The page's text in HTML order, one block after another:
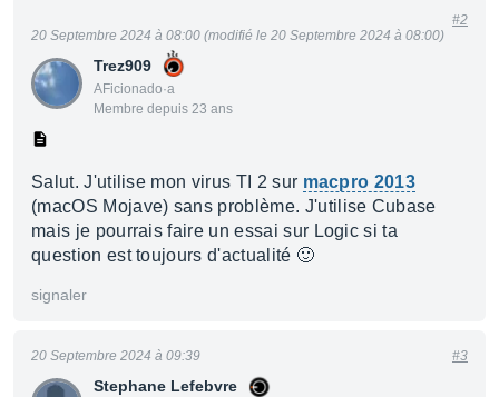
Trez909
AFicionado·a
Membre depuis 23 ans
20 Septembre 2024 à 08:00 (modifié le 20 Septembre 2024 à 08:00)
#2
Salut. J'utilise mon virus TI 2 sur macpro 2013
(macOS Mojave) sans problème. J'utilise Cubase
mais je pourrais faire un essai sur Logic si ta
question est toujours d'actualité 🙂
signaler
Stephane Lefebvre
20 Septembre 2024 à 09:39 #3